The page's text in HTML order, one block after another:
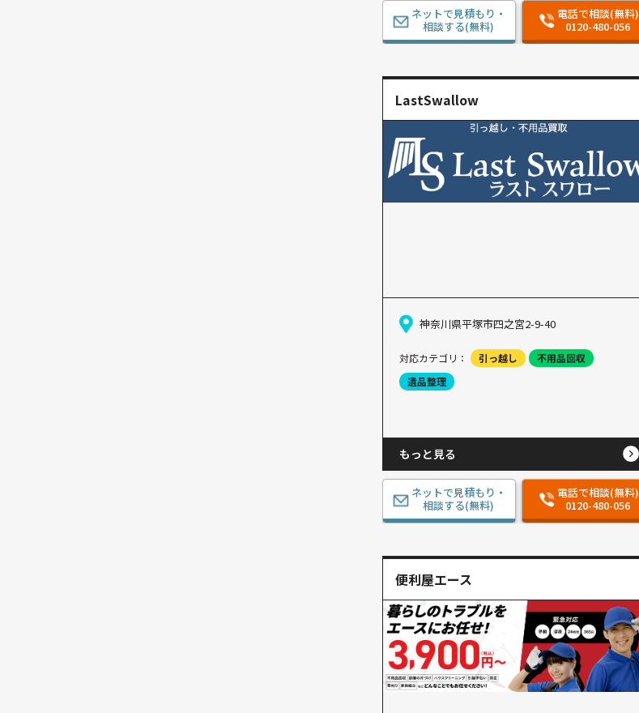
ネットで見積もり・
相談する(無料)
電話で相談(無料)
0120-480-056
LastSwallow
神奈川県平塚市四之宮2-9-40
対応カテゴリ： 引っ越し
不用品回収
遺品整理
もっと見る
ネットで見積もり・
相談する(無料)
電話で相談(無料)
0120-480-056
便利屋エース